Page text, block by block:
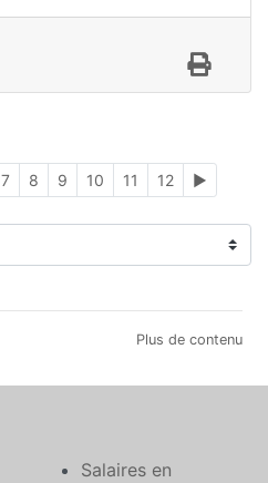
7 8 9 10 11 12 ►
Plus de contenu
Salaires en